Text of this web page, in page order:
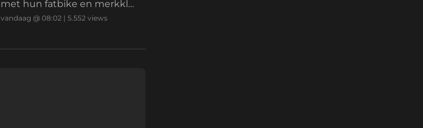
met hun fatbike en merkkle
ding zijn ze te skeer wat eur
ervoersbewijs. Twee student
vandaag @ 08:02 |5.552 views